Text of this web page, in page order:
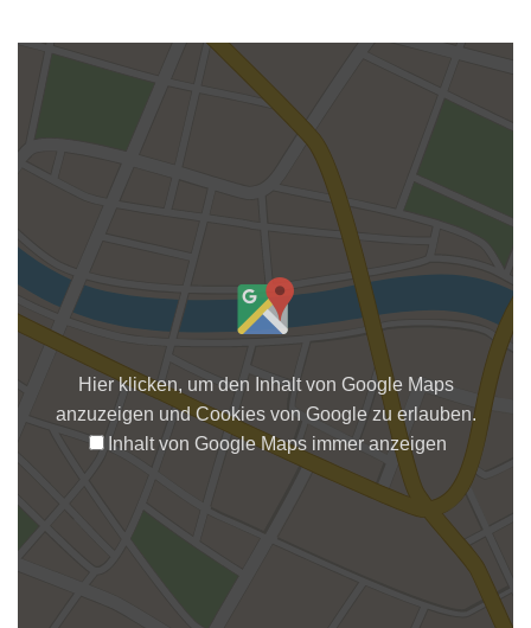
Hier klicken, um den Inhalt von Google Maps
anzuzeigen und Cookies von Google zu erlauben.
Inhalt von Google Maps immer anzeigen